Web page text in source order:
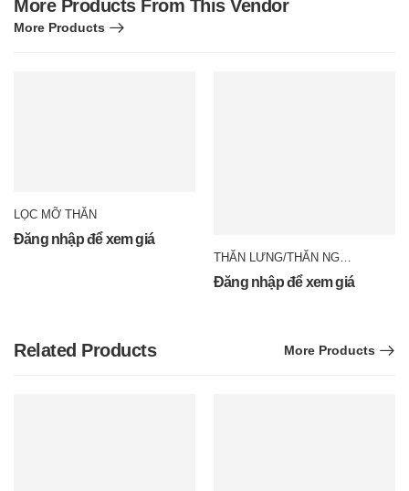
More Products From This Vendor
More Products
LỌC MỠ THĂN
Đăng nhập để xem giá
THĂN LƯNG/THĂN NGOẠI
Đăng nhập để xem giá
Related Products More Products